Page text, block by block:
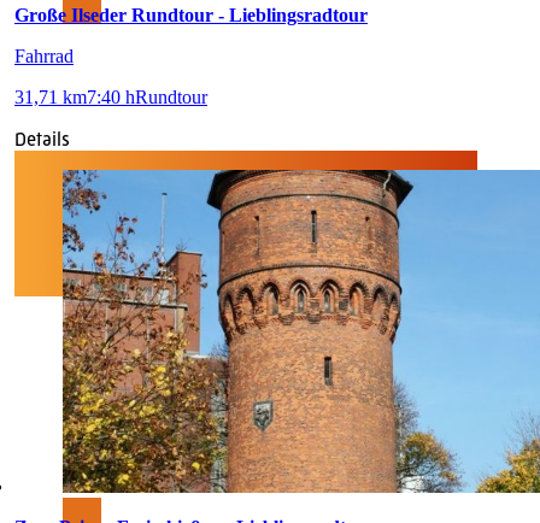
Große Ilseder Rundtour - Lieblingsradtour
Fahrrad
31,71 km7:40 hRundtour
Details